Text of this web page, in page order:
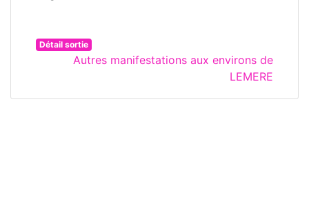
Détail sortie
Autres manifestations aux environs de
LEMERE